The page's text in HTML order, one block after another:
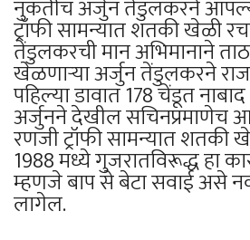
नुकतीच अर्जुन तेंडुलकरने
ट्रॉफी सामन्यात शतकी खेळी
तेंडुलकरची मान अभिमानाने
खेळणाऱ्या अर्जुन तेंडुलकरने
पहिल्या डावात 178 चेंडूत
अर्जुनने देखील सचिनप्रमाणेच
रणजी ट्रॉफी सामन्यात
1988 मध्ये गुजरातविरूद्ध हा
म्हणजे बाप से बेटा सवाई असे
लागेल.